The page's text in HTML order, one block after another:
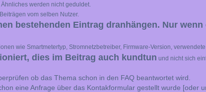
werden nicht geduldet.
vom selben Nutzer.
bestehenden Eintrag dranhängen. Nur
wie Smartmetertyp, Stromnetzbetreiber, Firmware-Version,
dies im Beitrag auch kundtun und nicht sich
ob das Thema schon in den FAQ beantwortet wird.
eine Anfrage über das Kontakformular gestellt wurde [oder